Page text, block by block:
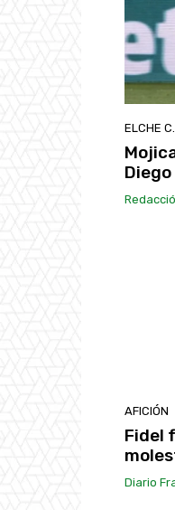
ELCHE
AFICIÓN
Fidel
Diario